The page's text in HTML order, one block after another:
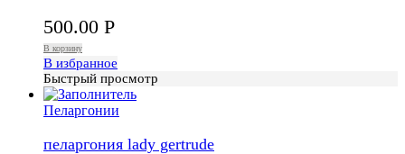
500.00 Р
В корзину
В избранное
Быстрый просмотр
Пеларгонии
пеларгония lady gertrude